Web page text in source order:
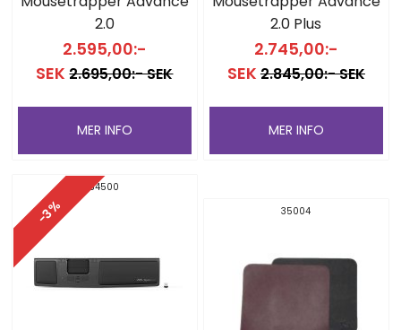
2.0
2.595,00:-
SEK 2.695,00:- SEK
MER INFO
2.0 Plus
2.745,00:-
SEK 2.845,00:- SEK
MER INFO
-3%
34500
35004